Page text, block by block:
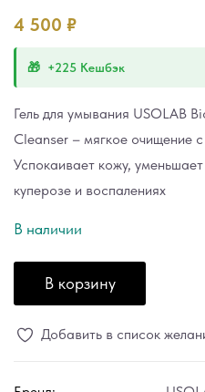
4 500 ₽
+225 Кешбэк
Гель для умывания USOLAB
Cleanser – мягкое очищение
Успокаивает кожу,
куперозе и воспалениях
В наличии
В корзину
Добавить в список